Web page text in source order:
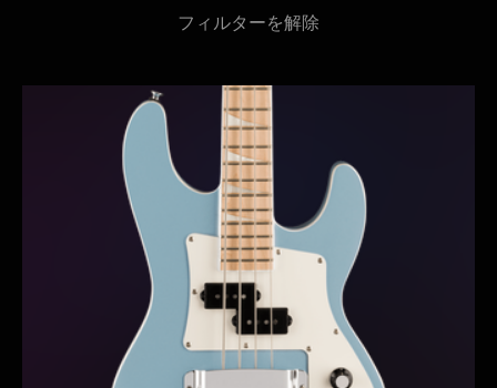
フィルターを解除